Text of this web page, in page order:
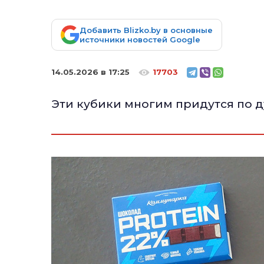
Добавить Blizko.by в основные
источники новостей Google
14.05.2026 в 17:25 17703
Эти кубики многим придутся по